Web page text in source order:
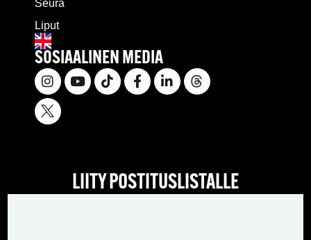
Seura
Liput
SOSIAALINEN MEDIA
LIITY POSTITUSLISTALLE